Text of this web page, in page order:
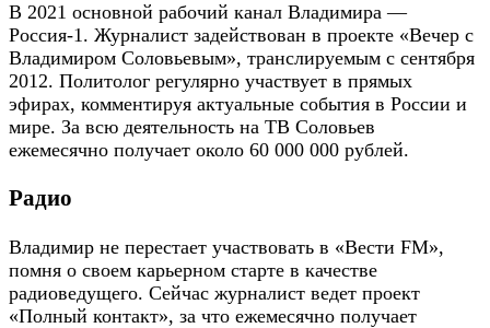
В 2021 основной рабочий канал Владимира —
Россия-1. Журналист задействован в проекте «Вечер с
Владимиром Соловьевым», транслируемым с сентября
2012. Политолог регулярно участвует в прямых
эфирах, комментируя актуальные события в России и
мире. За всю деятельность на ТВ Соловьев
ежемесячно получает около 60 000 000 рублей.
Радио
Владимир не перестает участвовать в «Вести FM»,
помня о своем карьерном старте в качестве
радиоведущего. Сейчас журналист ведет проект
«Полный контакт», за что ежемесячно получает